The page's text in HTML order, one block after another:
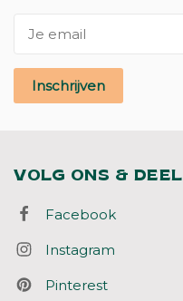
Inschrijven
VOLG ONS & DEEL
Facebook
Instagram
Pinterest